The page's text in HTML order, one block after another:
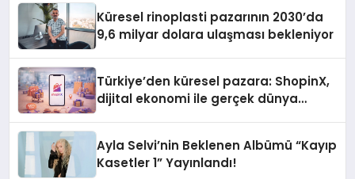
Küresel rinoplasti pazarının 2030’da
9,6 milyar dolara ulaşması bekleniyor
Türkiye’den küresel pazara: ShopinX,
dijital ekonomi ile gerçek dünya
Ayla Selvi’nin Beklenen Albümü “Kayıp
Kasetler 1” Yayınlandı!